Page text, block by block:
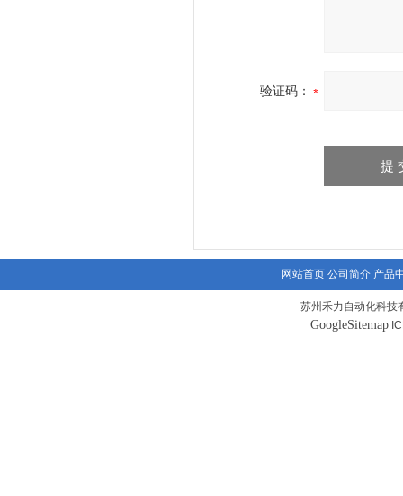
验证码：
网站首页 公司简介 产品
苏州禾力自动化科技
GoogleSitemap